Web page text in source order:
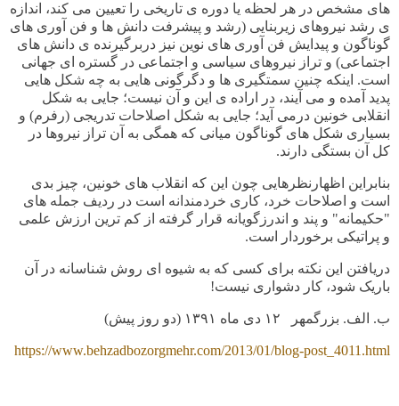
های مشخص در هر لحظه یا دوره ی تاریخی را تعیین می کند، اندازه
ی رشد نیروهای زیربنایی (رشد و پیشرفت دانش ها و فن آوری های
گوناگون و پیدایش فن آوری های نوین نیز دربرگیرنده ی دانش های
اجتماعی) و تراز نیروهای سیاسی و اجتماعی در گستره ای جهانی
است. اینکه چنین سمتگیری ها و دگرگونی هایی به چه شکل هایی
پدید آمده و می آیند، در اراده ی این و آن نیست؛ جایی به شکل
انقلابی خونین درمی آید؛ جایی به شکل اصلاحات تدریجی (رفرم) و
بسیاری شکل های گوناگون میانی که همگی به آن تراز نیروها در
کل آن بستگی دارند.
بنابراین اظهارنظرهایی چون این که انقلاب های خونین، چیز بدی
است و اصلاحات خرد، کاری خردمندانه است در ردیف جمله های
"حکیمانه" و پند و اندرزگویانه قرار گرفته از کم ترین ارزش علمی
و پراتیکی برخوردار است.
دریافتن این نکته برای کسی که به شیوه ای روش شناسانه در آن
باریک شود، کار دشواری نیست!
ب. الف. بزرگمهر ١٢ دی ماه ١٣٩١ (دو روز پیش)
https://www.behzadbozorgmehr.com/2013/01/blog-post_4011.html